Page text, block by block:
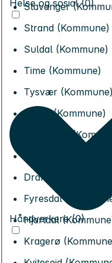
Stavanger
Strand (Kommune)
Suldal (Kommune)
Time (Kommune)
Tysvær (Kommune)
Utsira (Kommune)
Vindafjord
Drangedal
Fyresdal
Hjartdal
Kragerø
Helse og sosial (0)
Håndverkere (0)